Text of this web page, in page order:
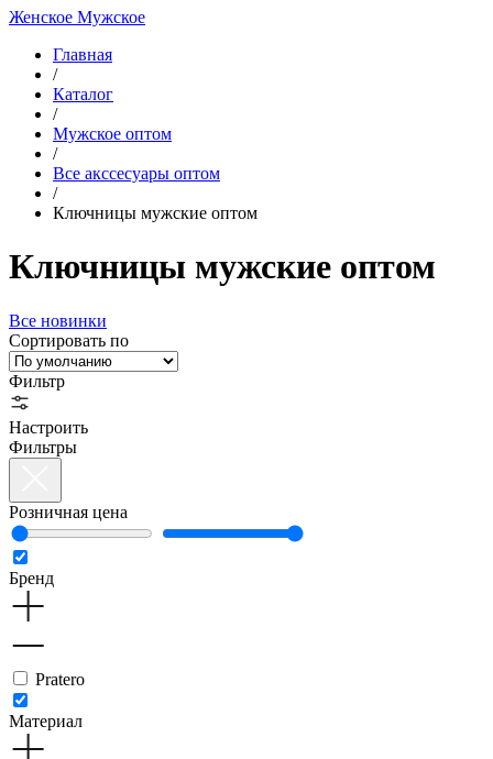
Женское Мужское
Главная
/
Каталог
/
Мужское оптом
/
Все акссесуары оптом
/
Ключницы мужские оптом
Ключницы мужские оптом
Все новинки
Сортировать по
Фильтр
Настроить
Фильтры
Розничная цена
Бренд
Pratero
Материал